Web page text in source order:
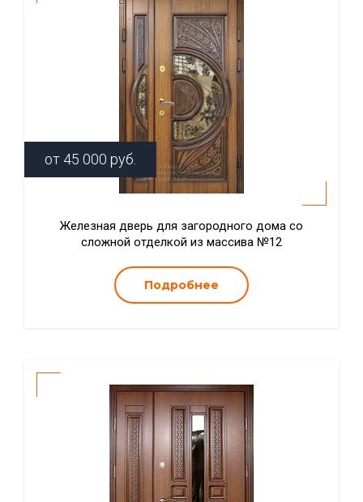
от 45 000 руб.
Железная дверь для загородного дома со
сложной отделкой из массива №12
Подробнее